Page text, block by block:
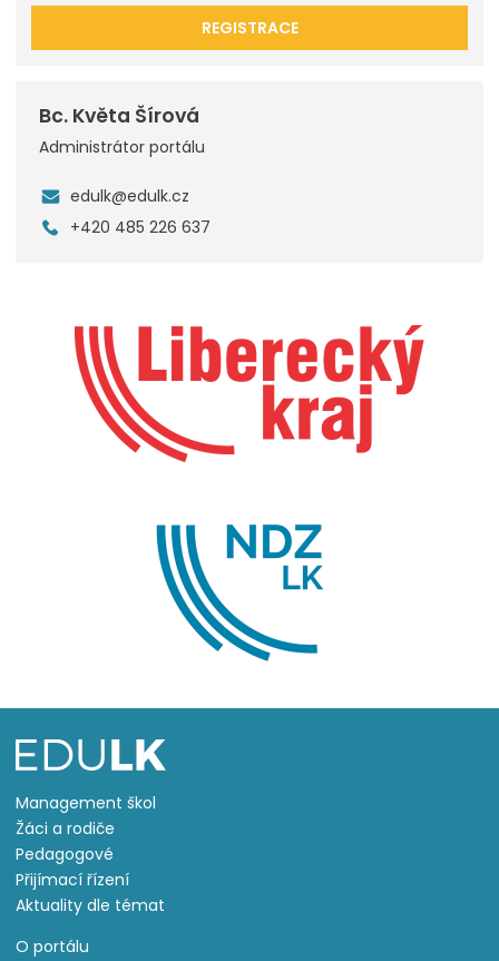
REGISTRACE
Bc. Květa Šírová
Administrátor portálu
edulk@edulk.cz
+420 485 226 637
Management škol
Žáci a rodiče
Pedagogové
Přijímací řízení
Aktuality dle témat
O portálu